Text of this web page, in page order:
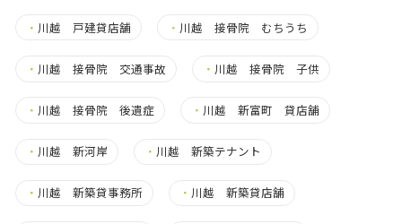
・ 川越 戸建貸店舗 ・ 川越 接骨院 むちうち
・ 川越 接骨院 交通事故 ・ 川越 接骨院 子供
・ 川越 接骨院 後遺症 ・ 川越 新富町 貸店舗
・ 川越 新河岸 ・ 川越 新築テナント
・ 川越 新築貸事務所 ・ 川越 新築貸店舗